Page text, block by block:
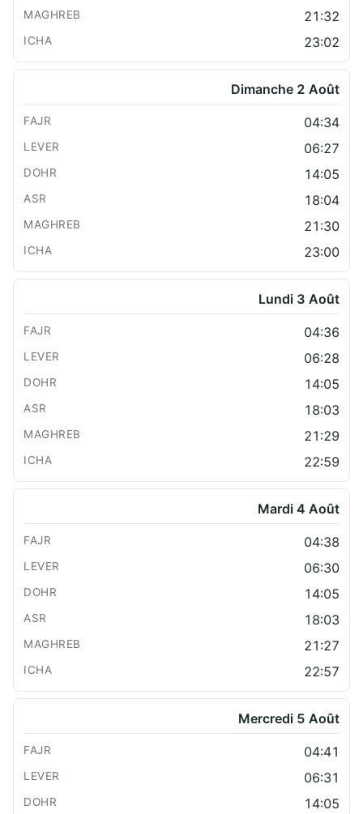
21:32
23:02
Dimanche 2 Août
04:34
06:27
14:05
18:04
21:30
23:00
Lundi 3 Août
04:36
06:28
14:05
18:03
21:29
22:59
Mardi 4 Août
04:38
06:30
14:05
18:03
21:27
22:57
Mercredi 5 Août
04:41
06:31
14:05